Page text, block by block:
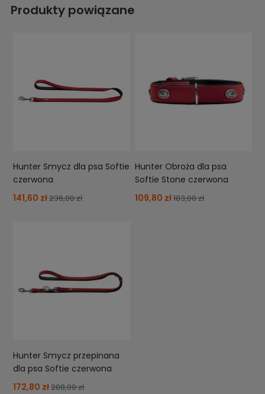
Produkty powiązane
Hunter Smycz dla psa Softie
czerwona
141,60 zł236,00 zł
Hunter Obroża dla psa
Softie Stone czerwona
109,80 zł183,00 zł
Hunter Smycz przepinana
dla psa Softie czerwona
172,80 zł288,00 zł